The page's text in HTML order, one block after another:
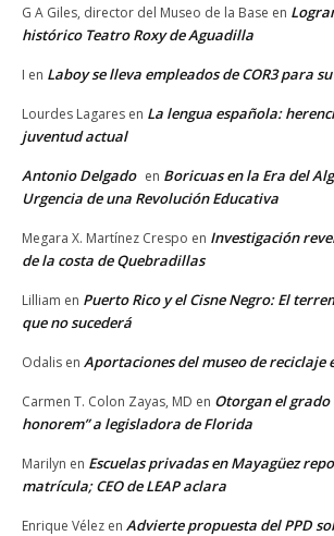
G A Giles, director del Museo de la Base en
histórico Teatro Roxy de Aguadilla
I en Laboy se lleva empleados de COR3 para
Lourdes Lagares en La lengua española:
juventud actual
Antonio Delgado en Boricuas en la Era del
Urgencia de una Revolución Educativa
Megara X. Martínez Crespo en Investigación
de la costa de Quebradillas
Lilliam en Puerto Rico y el Cisne Negro: El
que no sucederá
Odalis en Aportaciones del museo de reciclaje
Carmen T. Colon Zayas, MD en Otorgan el grado
honorem” a legisladora de Florida
Marilyn en Escuelas privadas en Mayagüez
matrícula; CEO de LEAP aclara
Enrique Vélez en Advierte propuesta del PPD